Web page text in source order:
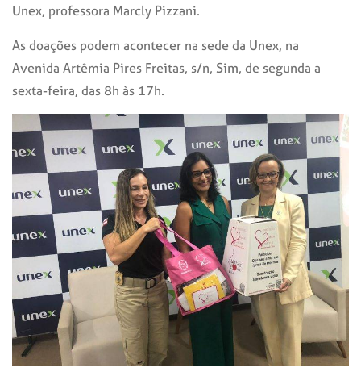
Unex, professora Marcly Pizzani.
As doações podem acontecer na sede da Unex, na
Avenida Artêmia Pires Freitas, s/n, Sim, de segunda a
sexta-feira, das 8h às 17h.